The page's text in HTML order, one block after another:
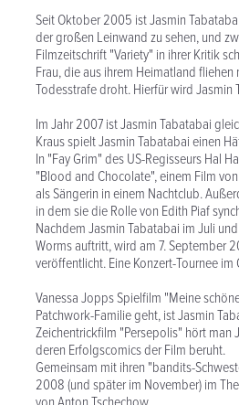
Seit Oktober 2005 ist Jasmin
der großen Leinwand zu sehen, und
Filmzeitschrift "Variety" in ihrer Kritik
Frau, die aus ihrem Heimatland
Todesstrafe droht. Hierfür wird
Im Jahr 2007 ist Jasmin Tabatabai
Kraus spielt Jasmin Tabatabai einen
In "Fay Grim" des US-Regisseurs Hal
"Blood and Chocolate", einem Film
als Sängerin in einem Nachtclub.
in dem sie die Rolle von Edith Piaf
Nachdem Jasmin Tabatabai im Juli
Worms auftritt, wird am 7. September
veröffentlicht. Eine Konzert-Tournee
Vanessa Jopps Spielfilm "Meine
Patchwork-Familie geht, ist Jasmin
Zeichentrickfilm "Persepolis" hört man
deren Erfolgscomics der Film beruht.
Gemeinsam mit ihren "bandits-
2008 (und später im November) im